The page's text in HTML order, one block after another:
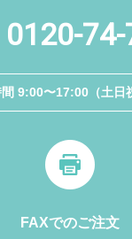
0120-
9:00〜17:00（土日
FAXでのご注文